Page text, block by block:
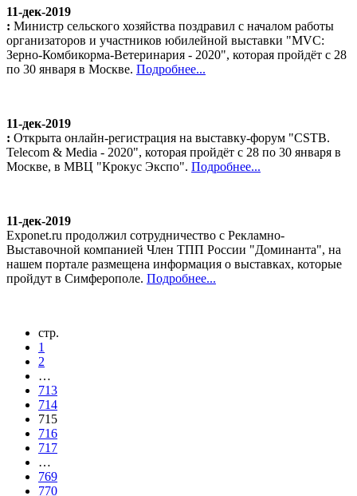
11-дек-2019
: Министр сельского хозяйства поздравил с началом работы
организаторов и участников юбилейной выставки "MVC:
Зерно-Комбикорма-Ветеринария - 2020", которая пройдёт с 28
по 30 января в Москве. Подробнее...
11-дек-2019
: Открыта онлайн-регистрация на выставку-форум "CSTB.
Telecom & Media - 2020", которая пройдёт с 28 по 30 января в
Москве, в МВЦ "Крокус Экспо". Подробнее...
11-дек-2019
Exponet.ru продолжил сотрудничество с Рекламно-
Выставочной компанией Член ТПП России "Доминанта", на
нашем портале размещена информация о выставках, которые
пройдут в Симферополе. Подробнее...
стр.
1
2
…
713
714
715
716
717
…
769
770